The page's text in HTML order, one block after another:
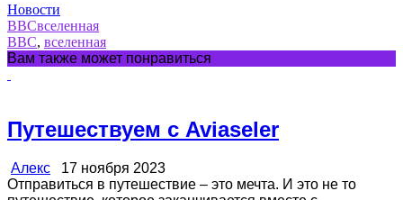
Новости
ВВСвселенная
ВВС, вселенная
Вам также может понравиться
Путешествуем с Aviaseler
Алекс 17 ноября 2023
Отправиться в путешествие – это мечта. И это не то